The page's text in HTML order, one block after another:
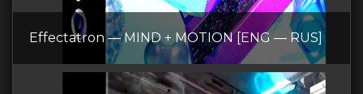
Effectatron — MIND + MOTION [ENG — RUS]